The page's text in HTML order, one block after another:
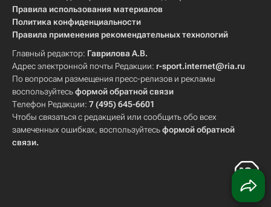
Правила использования материалов
Политика конфиденциальности
Правила применения рекомендательных технологий
Главный редактор: Гаврилова А.В.
Адрес электронной почты Редакции: r-sport.internet@ria.ru
По вопросам размещения пресс-релизов и рекламы
воспользуйтесьформой обратной связи
Телефон Редакции: 7 (495) 645-6601
Чтобы связаться с редакцией или сообщить обо всех
замеченных ошибках, воспользуйтесьформой обратной
связи.